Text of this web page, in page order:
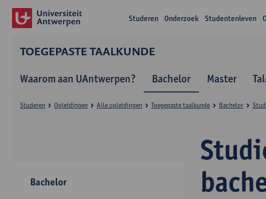
Studeren Onderzoek Studentenleven
TOEGEPASTE TAALKUNDE
Waarom aan UAntwerpen? Bachelor Master
Studeren Opleidingen Alle opleidingen Toegepaste taalkunde Bachelor
Bachelor